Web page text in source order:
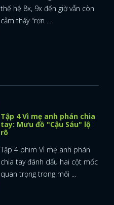
GOOGLE
thế hệ 8x, 9x đến giờ vẫn còn
cảm thấy "rợn ...
Tập 4 Vì mẹ anh phán chia
tay: Mưu đồ "Cậu Sáu" lộ
rõ
Tập 4 phim Vì mẹ anh phán
chia tay đánh dấu hai cột mốc
quan trọng trong mối ...